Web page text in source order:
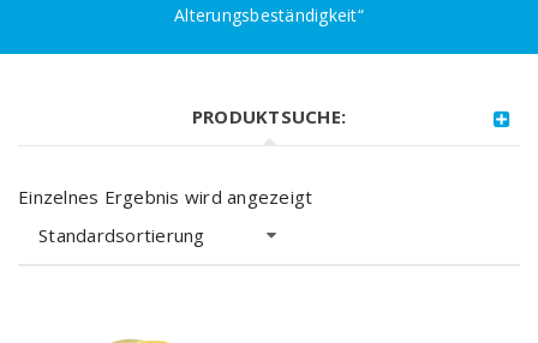
Alterungsbeständigkeit“
PRODUKTSUCHE:
Einzelnes Ergebnis wird angezeigt
Standardsortierung